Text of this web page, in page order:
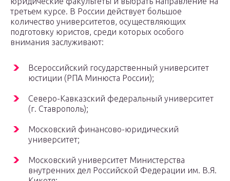
третьем курсе. В России действует большое
количество университетов, осуществляющих
подготовку юристов, среди которых особого
внимания заслуживают:
Всероссийский государственный университет
юстиции (РПА Минюста России);
Северо-Кавказский федеральный университет
(г. Ставрополь);
Московский финансово-юридический
университет;
Московский университет Министерства
внутренних дел Российской Федерации им. В.Я.